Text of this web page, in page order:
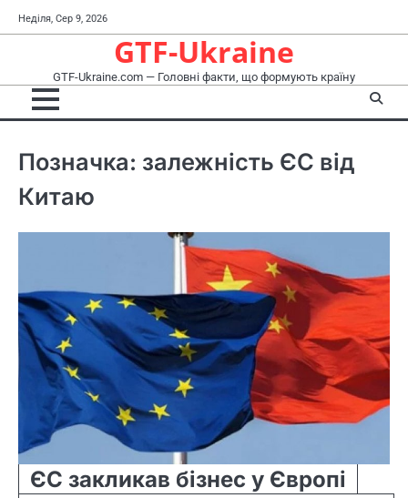
до
Неділя, Сер 9, 2026
GTF-Ukraine
GTF-Ukraine.com — Головні факти, що формують країну
Позначка: залежність ЄС від
Китаю
ЄС закликав бізнес у Європі